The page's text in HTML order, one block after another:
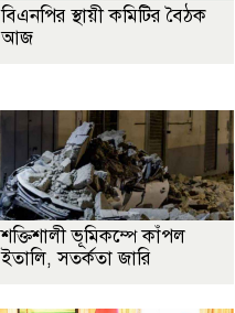
বিএনপির স্থায়ী কমিটির বৈঠক
আজ
শক্তিশালী ভূমিকম্পে কাঁপল
ইতালি, সতর্কতা জারি